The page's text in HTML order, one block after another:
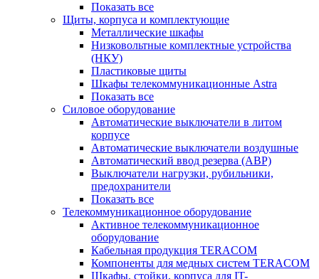
Показать все
Щиты, корпуса и комплектующие
Металлические шкафы
Низковольтные комплектные устройства
(НКУ)
Пластиковые щиты
Шкафы телекоммуникационные Astra
Показать все
Силовое оборудование
Автоматические выключатели в литом
корпусе
Автоматические выключатели воздушные
Автоматический ввод резерва (АВР)
Выключатели нагрузки, рубильники,
предохранители
Показать все
Телекоммуникационное оборудование
Активное телекоммуникационное
оборудование
Кабельная продукция TERACOM
Компоненты для медных систем TERACOM
Шкафы, стойки, корпуса для IT-